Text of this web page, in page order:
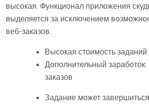
высокая. Функционал приложения
выделяется за исключением
веб-заказов.
Высокая стоимость заданий
Дополнительный
заказов
Задание может